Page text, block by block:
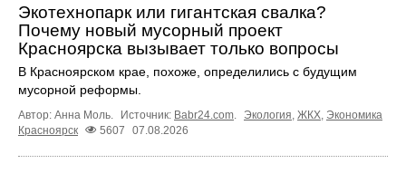
Экотехнопарк или гигантская свалка?
Почему новый мусорный проект
Красноярска вызывает только вопросы
В Красноярском крае, похоже, определились с будущим
мусорной реформы.
Автор: Анна Моль. Источник: Babr24.com. Экология, ЖКХ, Экономика
Красноярск
5607 07.08.2026